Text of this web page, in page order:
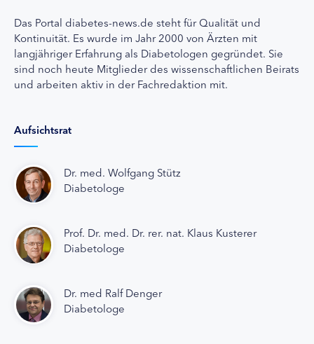
Das Portal diabetes-news.de steht für Qualität und
Kontinuität. Es wurde im Jahr 2000 von Ärzten mit
langjähriger Erfahrung als Diabetologen gegründet. Sie
sind noch heute Mitglieder des wissenschaftlichen Beirats
und arbeiten aktiv in der Fachredaktion mit.
Aufsichtsrat
Dr. med. Wolfgang Stütz
Diabetologe
Prof. Dr. med. Dr. rer. nat. Klaus Kusterer
Diabetologe
Dr. med Ralf Denger
Diabetologe